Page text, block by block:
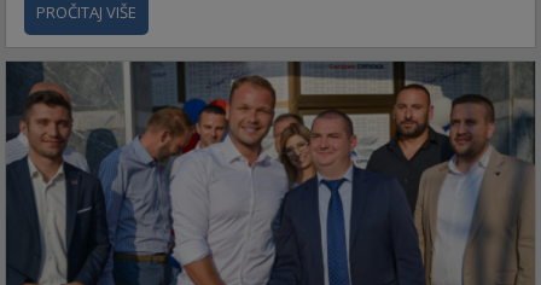
PROČITAJ VIŠE